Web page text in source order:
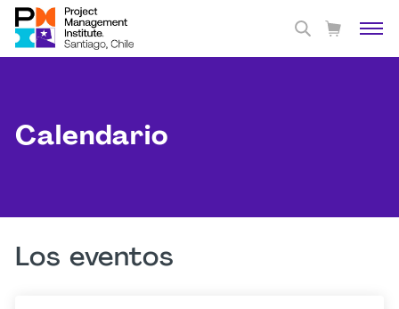
Calendario
Los eventos